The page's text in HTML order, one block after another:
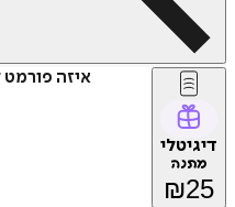
איזה
דיגיטלי
מתנה
₪25